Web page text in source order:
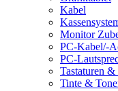
Kabel
Monitor
PC-Kabel/-
PC-
Tastaturen &
Tinte &